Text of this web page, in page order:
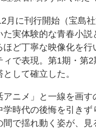
月に刊行開始（宝島
実体験的な青春小
ほど丁寧な映像化を
ィで表現。第1期・第
して確立した。
ニメ」と一線を画
時代の後悔を引き
間で揺れ動く姿が、